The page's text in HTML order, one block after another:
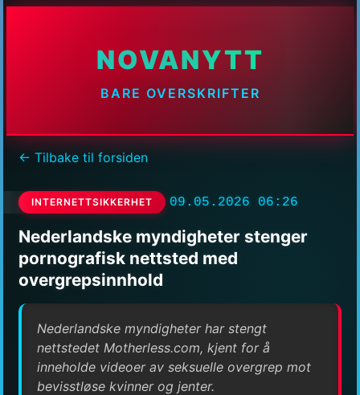
NOVANYTT
BARE OVERSKRIFTER
← Tilbake til forsiden
INTERNETTSIKKERHET 09.05.2026 06:26
Nederlandske myndigheter stenger
pornografisk nettsted med
overgrepsinnhold
Nederlandske myndigheter har stengt
nettstedet Motherless.com, kjent for å
inneholde videoer av seksuelle overgrep mot
bevisstløse kvinner og jenter.